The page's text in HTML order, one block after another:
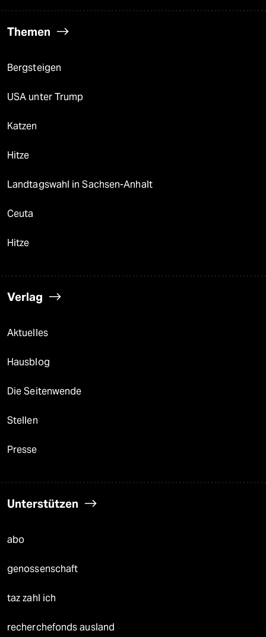
Themen
Bergsteigen
USA unter Trump
Katzen
Hitze
Landtagswahl in Sachsen-Anhalt
Ceuta
Hitze
Verlag
Aktuelles
Hausblog
Die Seitenwende
Stellen
Presse
Unterstützen
abo
genossenschaft
taz zahl ich
recherchefonds ausland